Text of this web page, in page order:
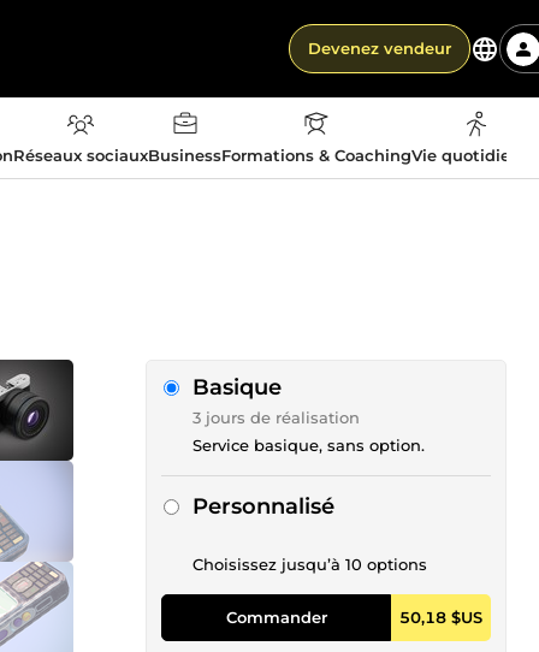
Devenez vendeur
Réseaux sociauxBusinessFormations & CoachingVie
Basique
3 jours de réalisation
Service basique, sans option.
Personnalisé
Choisissez jusqu’à 10 options
Commander 50,18 $US